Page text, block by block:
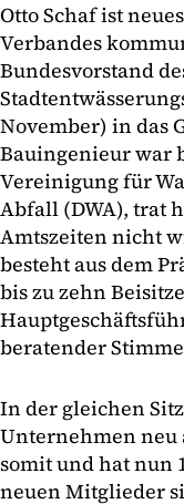
Otto Schaf ist
Verbandes
Bundesvorstand
November) in das
Bauingenieur war
Vereinigung für
Abfall (DWA), trat
Amtszeiten nicht
besteht aus dem
bis zu zehn
beratender
In der gleichen
Unternehmen neu
somit und hat nun
neuen Mitglieder